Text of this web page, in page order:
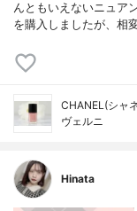
んともいえないニュア
を購入しましたが、相
CHANEL(シャ
ヴェルニ
Hinata